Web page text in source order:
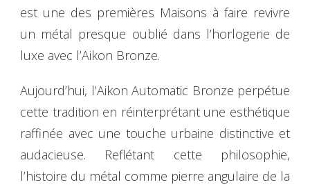
est une des premières Maisons à faire revivre
un métal presque oublié dans l’horlogerie de
luxe avec l’Aikon Bronze.
Aujourd’hui, l’Aikon Automatic Bronze perpétue
cette tradition en réinterprétant une esthétique
raffinée avec une touche urbaine distinctive et
audacieuse. Reflétant cette philosophie,
l’histoire du métal comme pierre angulaire de la